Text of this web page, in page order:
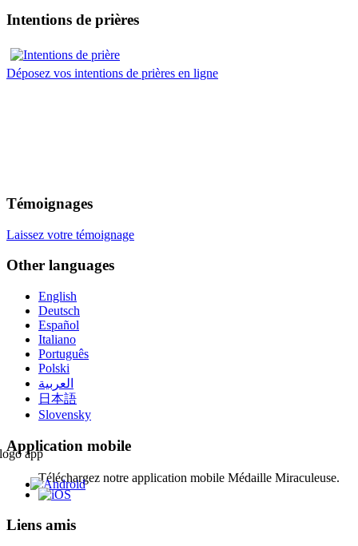
Intentions de prières
Déposez vos intentions de prières en ligne
Témoignages
Laissez votre témoignage
Other languages
English
Deutsch
Español
Italiano
Português
Polski
العربية
日本語
Slovensky
Application mobile
Téléchargez notre application mobile Médaille Miraculeuse.
Liens amis